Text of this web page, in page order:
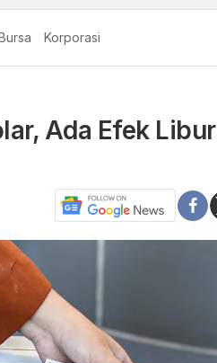
Korporasi
Ada Efek Libur